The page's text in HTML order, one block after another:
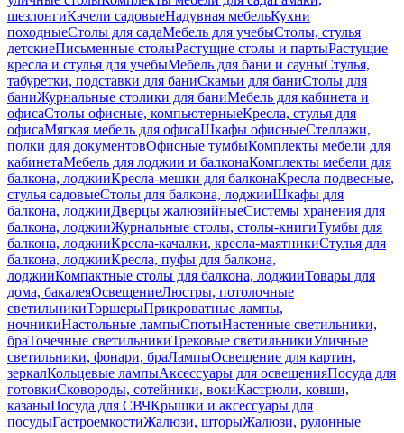
шезлонгиКачели садовыеНадувная мебельКухни
походныеСтолы для садаМебель для учебыСтолы, стулья
детскиеПисьменные столыРастущие столы и партыРастущие
кресла и стулья для учебыМебель для бани и сауныСтулья,
табуретки, подставки для баниСкамьи для баниСтолы для
баниЖурнальные столики для баниМебель для кабинета и
офисаСтолы офисные, компьютерныеКресла, стулья для
офисаМягкая мебель для офисаШкафы офисныеСтеллажи,
полки для документовОфисные тумбыКомплекты мебели для
кабинетаМебель для лоджии и балконаКомплекты мебели для
балкона, лоджииКресла-мешки для балконаКресла подвесные,
стулья садовыеСтолы для балкона, лоджииШкафы для
балкона, лоджииДверцы жалюзийныеСистемы хранения для
балкона, лоджииЖурнальные столы, столы-книгиТумбы для
балкона, лоджииКресла-качалки, кресла-маятникиСтулья для
балкона, лоджииКресла, пуфы для балкона,
лоджииКомпактные столы для балкона, лоджииТовары для
дома, бакалеяОсвещениеЛюстры, потолочные
светильникиТоршерыПрикроватные лампы,
ночникиНастольные лампыСпотыНастенные светильники,
браТочечные светильникиТрековые светильникиУличные
светильники, фонари, браЛампыОсвещение для картин,
зеркалКольцевые лампыАксессуары для освещенияПосуда для
готовкиСковороды, сотейники, вокиКастрюли, ковши,
казаныПосуда для СВЧКрышки и аксессуары для
посудыГастроемкостиЖалюзи, шторыЖалюзи, рулонные